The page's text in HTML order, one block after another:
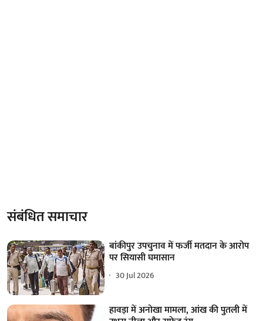
संबंधित समाचार
बांकीपुर उपचुनाव में फर्जी मतदान के आरोप
पर सियासी घमासान
30 Jul 2026
हावड़ा में अनोखा मामला, आंख की पुतली में